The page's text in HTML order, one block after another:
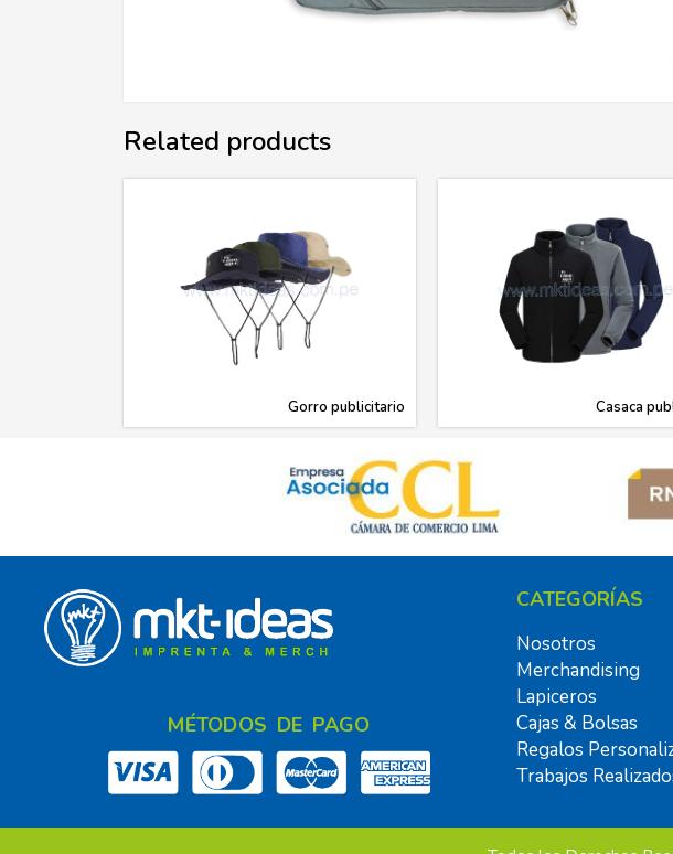
Related products
Gorro publicitario Casaca
MÉTODOS DE PAGO
CATEGORÍAS
Nosotros
Merchandising
Lapiceros
Cajas & Bolsas
Regalos
Trabajos